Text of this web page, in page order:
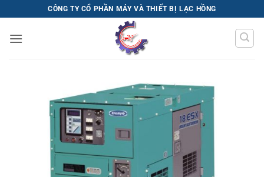
qua
nội
CÔNG TY CỔ PHẦN MÁY VÀ THIẾT BỊ LẠC HỒNG